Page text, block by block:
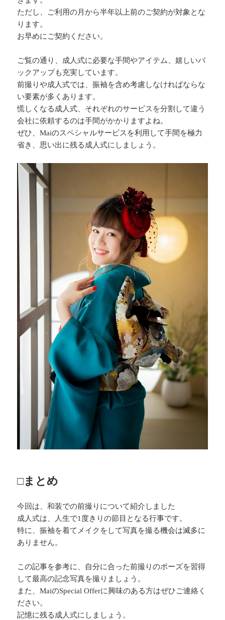
ただし、ご利用の月から半年以上前のご契約が対象とな
ります。
お早めにご契約ください。
ご覧の通り、成人式に必要な手間やアイテム、嬉しいバ
ックアップも充実しています。
前撮りや成人式では、振袖を含め考慮しなければならな
い要素が多くあります。
慌しくなる成人式、それぞれのサービスを分割して違う
会社に依頼するのは手間がかかりますよね。
ぜひ、Maiのスペシャルサービスを利用して手間を極力
省き、思い出に残る成人式にしましょう。
□まとめ
今回は、和装での前撮りについて紹介しました
成人式は、人生で1度きりの節目となる行事です。
特に、振袖を着てメイクをして写真を撮る機会は滅多に
ありません。
この記事を参考に、自分に合った前撮りのポーズを習得
して最高の記念写真を撮りましょう。
また、MaiのSpecial Offerに興味のある方はぜひご連絡く
ださい。
記憶に残る成人式にしましょう。